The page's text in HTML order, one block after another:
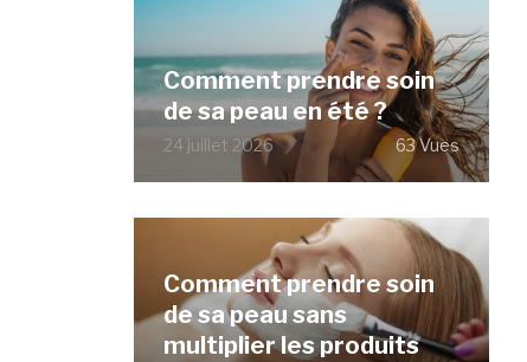
Comment prendre soin
de sa peau en été ?
24 juillet 2026 63 Vues
Comment prendre soin
de sa peau sans
multiplier les produits